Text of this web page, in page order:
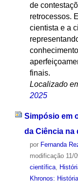
de
retrocessos.
cientista e a
finais.
Localizado
2025
Simpósio em
da Ciência na
por Fernanda
modificação11/
científica,
Khronos: